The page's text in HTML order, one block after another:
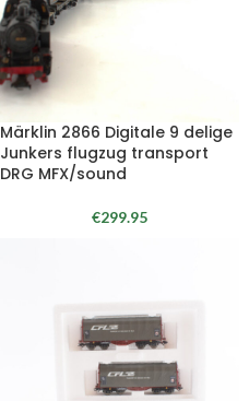
Märklin 2866 Digitale 9 delige
Junkers flugzug transport
DRG MFX/sound
€299.95